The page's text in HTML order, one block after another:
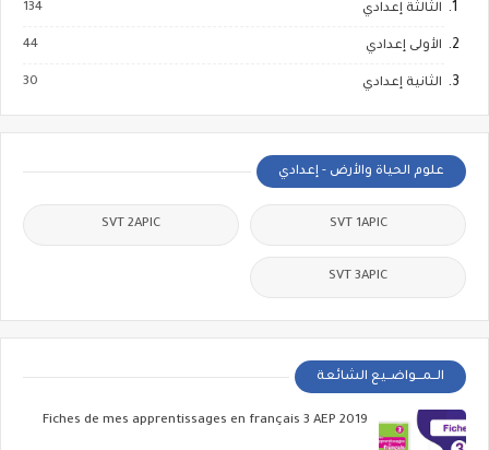
الثالثة إعدادي 134
الأولى إعدادي 44
الثانية إعدادي 30
علوم الحياة والأرض - إعدادي
SVT 1APIC
SVT 2APIC
SVT 3APIC
الــمـــواضــيع الشائعة
Fiches de mes apprentissages en français 3 AEP 2019